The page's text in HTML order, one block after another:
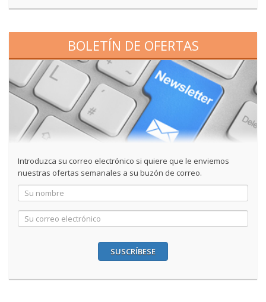
BOLETÍN DE OFERTAS
Introduzca su correo electrónico si quiere que le enviemos
nuestras ofertas semanales a su buzón de correo.
SUSCRÍBESE